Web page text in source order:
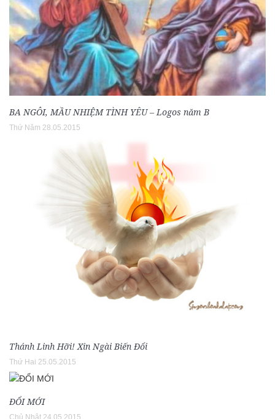
BA NGÔI, MẦU NHIỆM TÌNH YÊU – Logos năm B
Thứ Năm 28.05.2015
Thánh Linh Hỡi! Xin Ngài Biến Đổi
Thứ Hai 25.05.2015
ĐỔI MỚI
Chủ Nhật 24.05.2015